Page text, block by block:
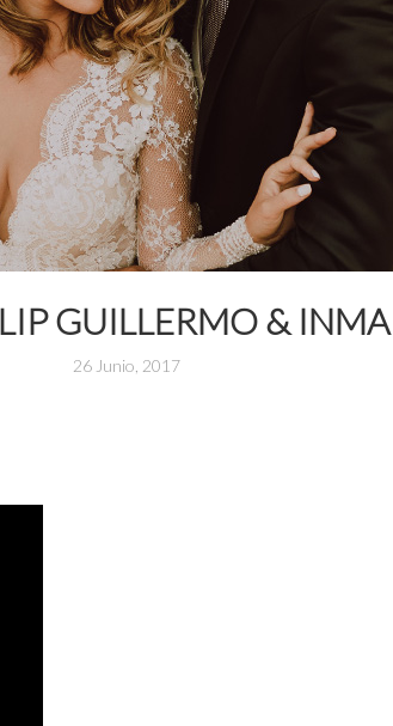
GUILLERMO & INMA
26 Junio, 2017